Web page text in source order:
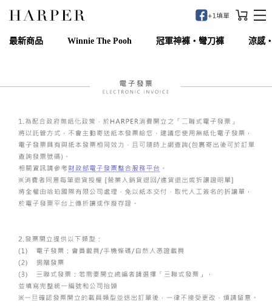
自訂款
最新商品 Winnie The Pooh 冠軍神褲‧彎刀褲 涼感